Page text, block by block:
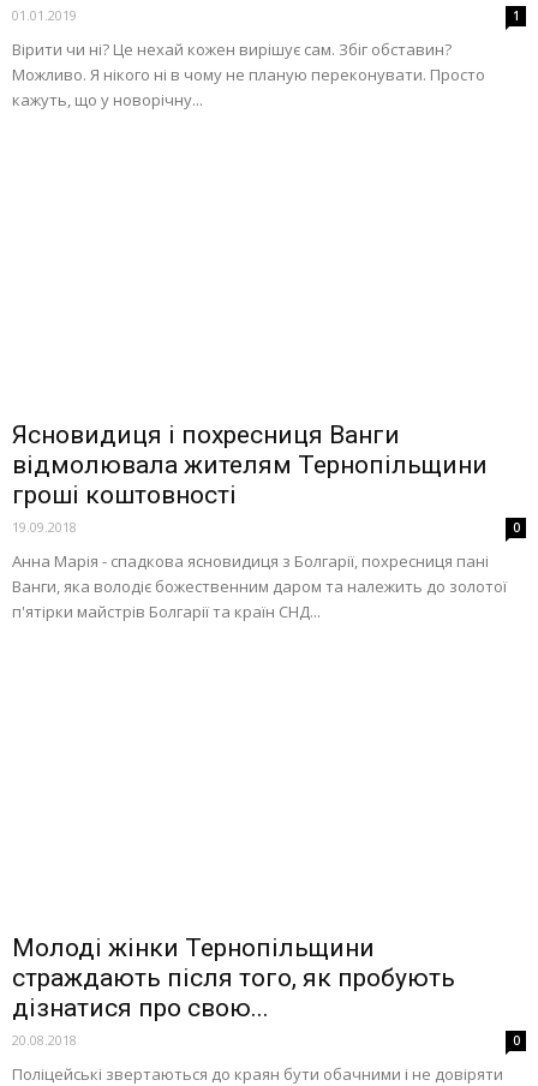
01.01.2019 1
Вірити чи ні? Це нехай кожен вирішує сам. Збіг обставин?
Можливо. Я нікого ні в чому не планую переконувати. Просто
кажуть, що у новорічну...
Ясновидиця і похресниця Ванги
відмолювала жителям Тернопільщини
гроші коштовності
19.09.2018 0
Анна Марія - спадкова ясновидиця з Болгарії, похресниця пані
Ванги, яка володіє божественним даром та належить до золотої
п'ятірки майстрів Болгарії та країн СНД...
Молоді жінки Тернопільщини
страждають після того, як пробують
дізнатися про свою...
20.08.2018 0
Поліцейські звертаються до краян бути обачними і не довіряти